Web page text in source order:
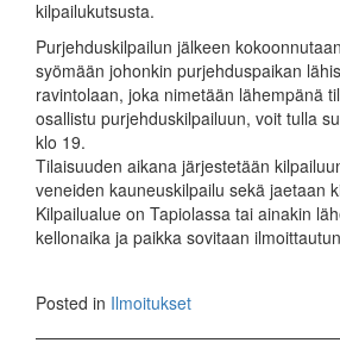
kilpailukutsusta.
Purjehduskilpailun jälkeen
syömään johonkin purjehduspaikan
ravintolaan, joka nimetään lähempänä
osallistu purjehduskilpailuun, voit tulla
klo 19.
Tilaisuuden aikana järjestetään
veneiden kauneuskilpailu sekä jaetaan
Kilpailualue on Tapiolassa tai ainakin
kellonaika ja paikka sovitaan
Posted in Ilmoitukset